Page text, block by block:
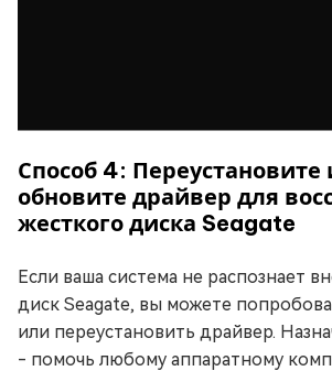
Способ 4: Переустановите
обновите драйвер для
жесткого диска Seagate
Если ваша система не распознает
диск Seagate, вы можете
или переустановить драйвер.
- помочь любому аппаратному